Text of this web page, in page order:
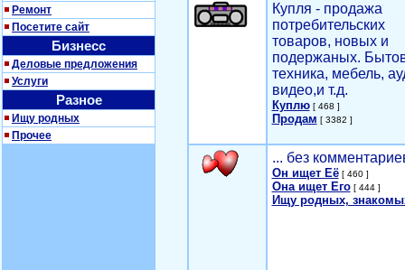
Ремонт
Посетите сайт
Бизнесс
Деловые предложения
Услуги
Разное
Ищу родных
Прочее
Купля - продажа
потребительских
товаров, новых и
подержаных.
техника, мебель,
видео,и т.д.
Куплю[ 468 ]
Продам [ 3382 ]
... без
Он ищет Её[ 460 ]
Она ищет Его[ 444 ]
Ищу родных,